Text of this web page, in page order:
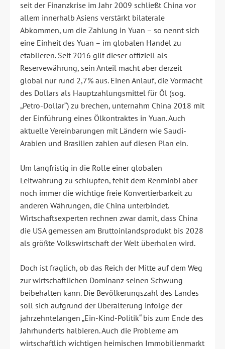
seit der Finanzkrise im Jahr 2009 schließt China vor
allem innerhalb Asiens verstärkt bilaterale
Abkommen, um die Zahlung in Yuan – so nennt sich
eine Einheit des Yuan – im globalen Handel zu
etablieren. Seit 2016 gilt dieser offiziell als
Reservewährung, sein Anteil macht aber derzeit
global nur rund 2,7% aus. Einen Anlauf, die Vormacht
des Dollars als Hauptzahlungsmittel für Öl (sog.
„Petro-Dollar“) zu brechen, unternahm China 2018 mit
der Einführung eines Ölkontraktes in Yuan. Auch
aktuelle Vereinbarungen mit Ländern wie Saudi-
Arabien und Brasilien zahlen auf diesen Plan ein.
Um langfristig in die Rolle einer globalen
Leitwährung zu schlüpfen, fehlt dem Renminbi aber
noch immer die wichtige freie Konvertierbarkeit zu
anderen Währungen, die China unterbindet.
Wirtschaftsexperten rechnen zwar damit, dass China
die USA gemessen am Bruttoinlandsprodukt bis 2028
als größte Volkswirtschaft der Welt überholen wird.
Doch ist fraglich, ob das Reich der Mitte auf dem Weg
zur wirtschaftlichen Dominanz seinen Schwung
beibehalten kann. Die Bevölkerungszahl des Landes
soll sich aufgrund der Überalterung infolge der
jahrzehntelangen „Ein-Kind-Politik“ bis zum Ende des
Jahrhunderts halbieren. Auch die Probleme am
wirtschaftlich wichtigen heimischen Immobilienmarkt